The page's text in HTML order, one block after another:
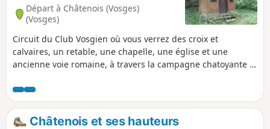
Départ à Châtenois (Vosges)
(Vosges)
Circuit du Club Vosgien où vous verrez des croix et
calvaires, un retable, une chapelle, une église et une
ancienne voie romaine, à travers la campagne chatoyante et
Châtenois et ses hauteurs